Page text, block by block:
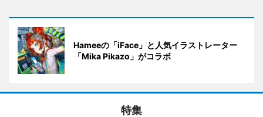
Hameeの「iFace」と人気イラストレーター
「Mika Pikazo」がコラボ
特集